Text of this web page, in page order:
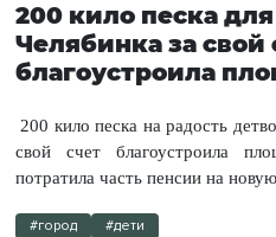
200 кило песка
Челябинка за свой
благоустроила
200 кило песка на радость
свой счет благоустроила
потратила часть пенсии на
#город #дети